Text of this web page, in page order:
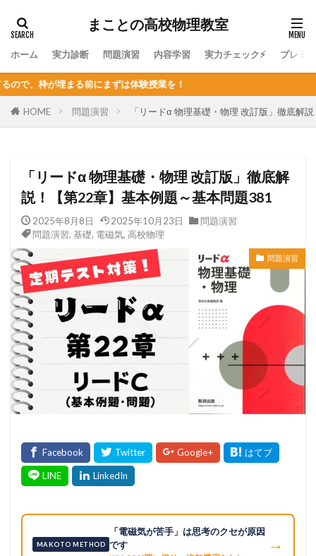
まことの高校物理教室
ホーム 実力診断 問題演習 内容学習 実力チェック⚡ プレミ
験授業を！
HOME 問題演習 「リードα 物理基礎・物理 改訂版」徹底解
「リードα 物理基礎・物理 改訂版」徹底解
説！【第22章】基本例題～基本問題381
2025年8月8日 2025年10月23日
問題演習
問題演習, 基礎, 電磁気, 高校物理
問題演習
MAKOTO METHOD
「電磁気が苦手」は思考のクセが原因
です
→